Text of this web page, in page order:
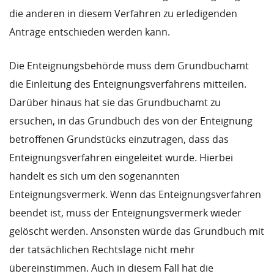
die anderen in diesem Verfahren zu erledigenden
Anträge entschieden werden kann.
Die Enteignungsbehörde muss dem Grundbuchamt
die Einleitung des Enteignungsverfahrens mitteilen.
Darüber hinaus hat sie das Grundbuchamt zu
ersuchen, in das Grundbuch des von der Enteignung
betroffenen Grundstücks einzutragen, dass das
Enteignungsverfahren eingeleitet wurde. Hierbei
handelt es sich um den sogenannten
Enteignungsvermerk. Wenn das Enteignungsverfahren
beendet ist, muss der Enteignungsvermerk wieder
gelöscht werden. Ansonsten würde das Grundbuch mit
der tatsächlichen Rechtslage nicht mehr
übereinstimmen. Auch in diesem Fall hat die